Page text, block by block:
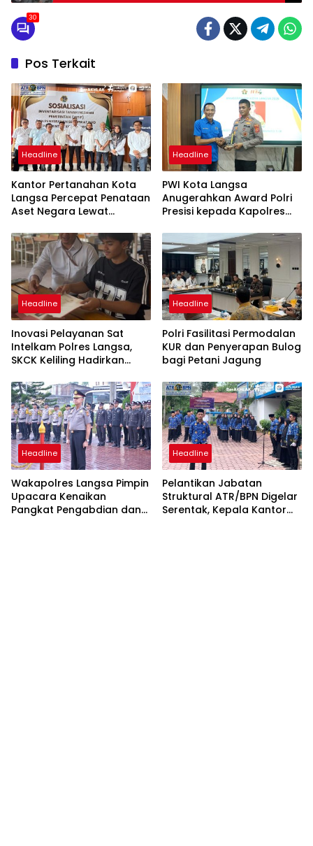
30
Pos Terkait
Headline
Kantor Pertanahan Kota
Langsa Percepat Penataan
Aset Negara Lewat
Headline
PWI Kota Langsa
Anugerahkan Award Polri
Presisi kepada Kapolres
Headline
Inovasi Pelayanan Sat
Intelkam Polres Langsa,
SKCK Keliling Hadirkan
Mudah dan Humanis
Headline
Polri Fasilitasi Permodalan
KUR dan Penyerapan Bulog
bagi Petani Jagung
Headline
Wakapolres Langsa Pimpin
Upacara Kenaikan
Pangkat Pengabdian dan
Headline
Pelantikan Jabatan
Struktural ATR/BPN Digelar
Serentak, Kepala Kantor